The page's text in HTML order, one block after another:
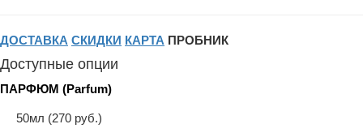
ДОСТАВКА СКИДКИ КАРТА ПРОБНИК
Доступные опции
ПАРФЮМ (Parfum)
50мл (270 руб.)